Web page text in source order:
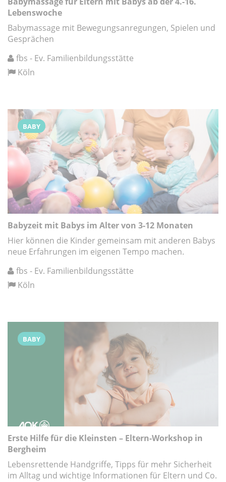
Lebenswoche
Babymassage mit Bewegungsanregungen, Spielen und
Gesprächen
fbs - Ev. Familienbildungsstätte
Köln
BABY
Babyzeit mit Babys im Alter von 3-12 Monaten
Hier können die Kinder gemeinsam mit anderen Babys
neue Erfahrungen im eigenen Tempo machen.
fbs - Ev. Familienbildungsstätte
Köln
BABY
Erste Hilfe für die Kleinsten – Eltern-Workshop in
Bergheim
Lebensrettende Handgriffe, Tipps für mehr Sicherheit
im Alltag und wichtige Informationen für Eltern und Co.